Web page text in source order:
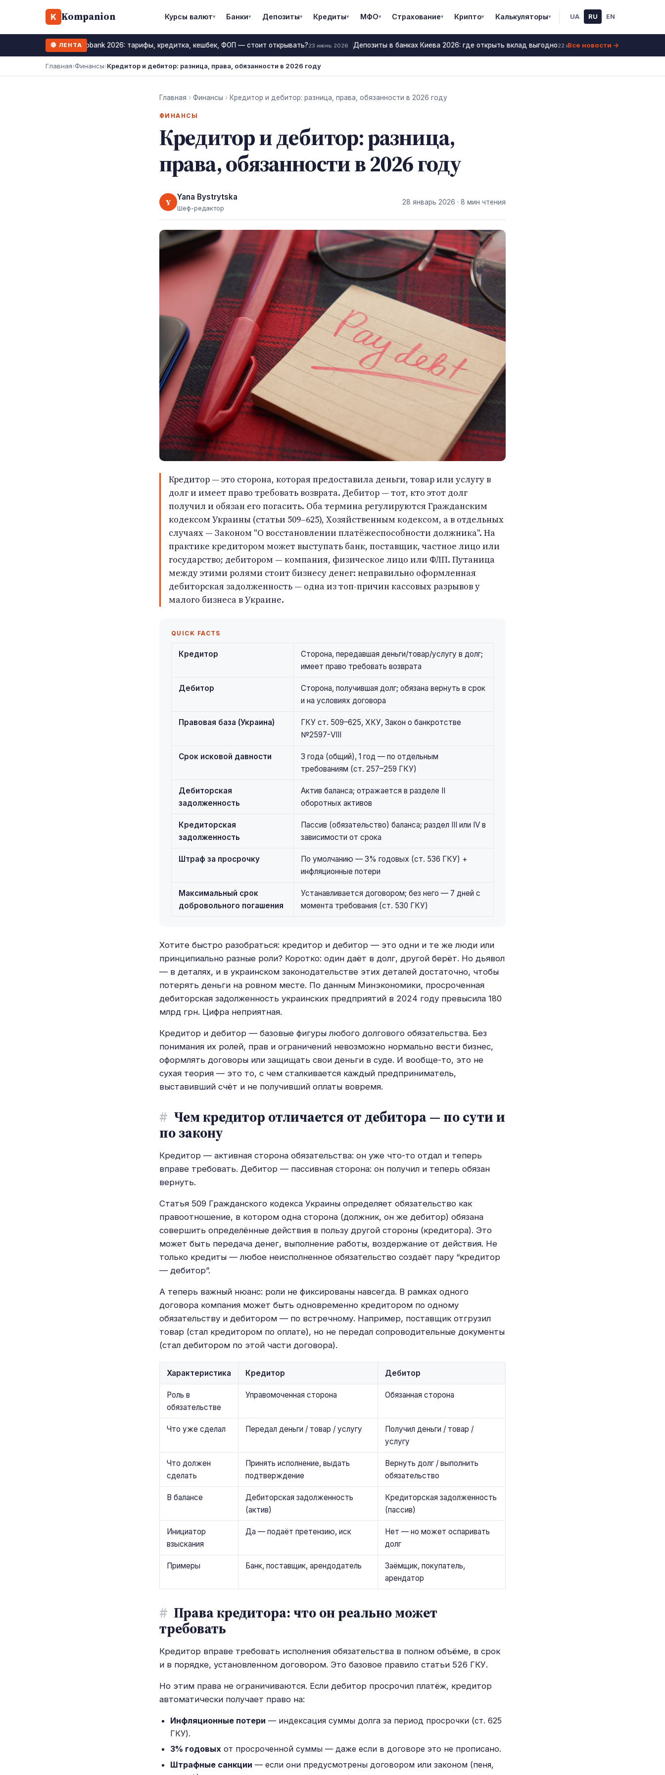
K Kompanion Курсы валют▾ Банки▾ Депозиты▾ Кредиты▾ МФО▾ Страхование▾ Крипто▾ Калькуляторы▾ UA RU EN
🔴 ЛЕНТА
12 июль 2026 Monobank 2026: тарифы, кредитка, кешбек, ФОП — стоит открывать?23 июнь 2026 Депозиты в банках Киева 2026: где открыть вклад выгодно22 июнь 2026 Ставки по
Все новости →
Главная›Финансы›Кредитор и дебитор: разница, права, обязанности в 2026 году
Главная › Финансы › Кредитор и дебитор: разница, права, обязанности в 2026 году
ФИНАНСЫ
Кредитор и дебитор: разница,
права, обязанности в 2026 году
Y Yana Bystrytska
Шеф-редактор
28 январь 2026 · 8 мин чтения
Кредитор — это сторона, которая предоставила деньги, товар или услугу в
долг и имеет право требовать возврата. Дебитор — тот, кто этот долг
получил и обязан его погасить. Оба термина регулируются Гражданским
кодексом Украины (статьи 509–625), Хозяйственным кодексом, а в отдельных
случаях — Законом "О восстановлении платёжеспособности должника". На
практике кредитором может выступать банк, поставщик, частное лицо или
государство; дебитором — компания, физическое лицо или ФЛП. Путаница
между этими ролями стоит бизнесу денег: неправильно оформленная
дебиторская задолженность — одна из топ-причин кассовых разрывов у
малого бизнеса в Украине.
QUICK FACTS
Кредитор
Сторона, передавшая деньги/товар/услугу в долг;
имеет право требовать возврата
Дебитор
Сторона, получившая долг; обязана вернуть в срок
и на условиях договора
Правовая база (Украина)
ГКУ ст. 509–625, ХКУ, Закон о банкротстве
№2597-VIII
Срок исковой давности
3 года (общий), 1 год — по отдельным
требованиям (ст. 257–259 ГКУ)
Дебиторская
задолженность
Актив баланса; отражается в разделе II
оборотных активов
Кредиторская
задолженность
Пассив (обязательство) баланса; раздел III или IV в
зависимости от срока
Штраф за просрочку
По умолчанию — 3% годовых (ст. 536 ГКУ) +
инфляционные потери
Максимальный срок
добровольного погашения
Устанавливается договором; без него — 7 дней с
момента требования (ст. 530 ГКУ)
Хотите быстро разобраться: кредитор и дебитор — это одни и те же люди или
принципиально разные роли? Коротко: один даёт в долг, другой берёт. Но дьявол
— в деталях, и в украинском законодательстве этих деталей достаточно, чтобы
потерять деньги на ровном месте. По данным Минэкономики, просроченная
дебиторская задолженность украинских предприятий в 2024 году превысила 180
млрд грн. Цифра неприятная.
Кредитор и дебитор — базовые фигуры любого долгового обязательства. Без
понимания их ролей, прав и ограничений невозможно нормально вести бизнес,
оформлять договоры или защищать свои деньги в суде. И вообще-то, это не
сухая теория — это то, с чем сталкивается каждый предприниматель,
выставивший счёт и не получивший оплаты вовремя.
# Чем кредитор отличается от дебитора — по сути и
по закону
Кредитор — активная сторона обязательства: он уже что-то отдал и теперь
вправе требовать. Дебитор — пассивная сторона: он получил и теперь обязан
вернуть.
Статья 509 Гражданского кодекса Украины определяет обязательство как
правоотношение, в котором одна сторона (должник, он же дебитор) обязана
совершить определённые действия в пользу другой стороны (кредитора). Это
может быть передача денег, выполнение работы, воздержание от действия. Не
только кредиты — любое неисполненное обязательство создаёт пару “кредитор
— дебитор”.
А теперь важный нюанс: роли не фиксированы навсегда. В рамках одного
договора компания может быть одновременно кредитором по одному
обязательству и дебитором — по встречному. Например, поставщик отгрузил
товар (стал кредитором по оплате), но не передал сопроводительные документы
(стал дебитором по этой части договора).
Характеристика Кредитор Дебитор
Роль в
обязательстве
Управомоченная сторона Обязанная сторона
Что уже сделал Передал деньги / товар / услугу
Получил деньги / товар /
услугу
Что должен
сделать
Принять исполнение, выдать
подтверждение
Вернуть долг / выполнить
обязательство
В балансе
Дебиторская задолженность
(актив)
Кредиторская задолженность
(пассив)
Инициатор
взыскания
Да — подаёт претензию, иск
Нет — но может оспаривать
долг
Примеры Банк, поставщик, арендодатель
Заёмщик, покупатель,
арендатор
# Права кредитора: что он реально может
требовать
Кредитор вправе требовать исполнения обязательства в полном объёме, в срок
и в порядке, установленном договором. Это базовое правило статьи 526 ГКУ.
Но этим права не ограничиваются. Если дебитор просрочил платёж, кредитор
автоматически получает право на:
Инфляционные потери — индексация суммы долга за период просрочки (ст. 625
ГКУ).
3% годовых от просроченной суммы — даже если в договоре это не прописано.
Штрафные санкции — если они предусмотрены договором или законом (пеня,